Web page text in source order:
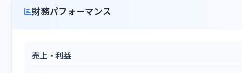
財務パフォーマンス
売上・利益